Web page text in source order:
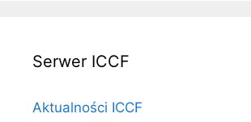
Serwer ICCF
Aktualności ICCF